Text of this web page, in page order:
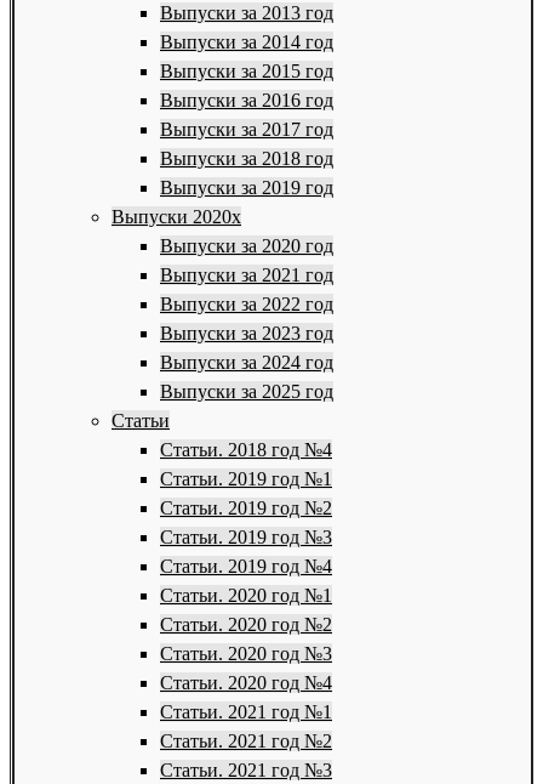
Выпуски за 2013 год
Выпуски за 2014 год
Выпуски за 2015 год
Выпуски за 2016 год
Выпуски за 2017 год
Выпуски за 2018 год
Выпуски за 2019 год
Выпуски 2020х
Выпуски за 2020 год
Выпуски за 2021 год
Выпуски за 2022 год
Выпуски за 2023 год
Выпуски за 2024 год
Выпуски за 2025 год
Статьи
Статьи. 2018 год №4
Статьи. 2019 год №1
Статьи. 2019 год №2
Статьи. 2019 год №3
Статьи. 2019 год №4
Статьи. 2020 год №1
Статьи. 2020 год №2
Статьи. 2020 год №3
Статьи. 2020 год №4
Статьи. 2021 год №1
Статьи. 2021 год №2
Статьи. 2021 год №3